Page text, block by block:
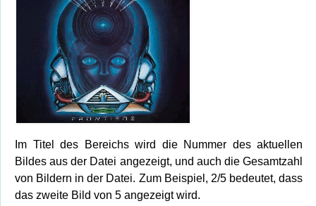
Im Titel des Bereichs wird die Nummer des aktuellen
Bildes aus der Datei angezeigt, und auch die Gesamtzahl
von Bildern in der Datei. Zum Beispiel, 2/5 bedeutet, dass
das zweite Bild von 5 angezeigt wird.